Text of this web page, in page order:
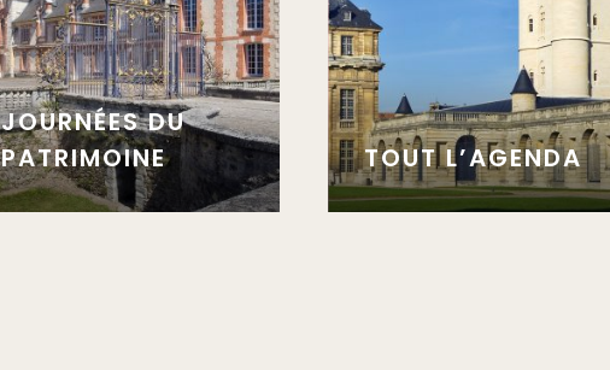
JOURNÉES DU
PATRIMOINE
TOUT L’AGENDA